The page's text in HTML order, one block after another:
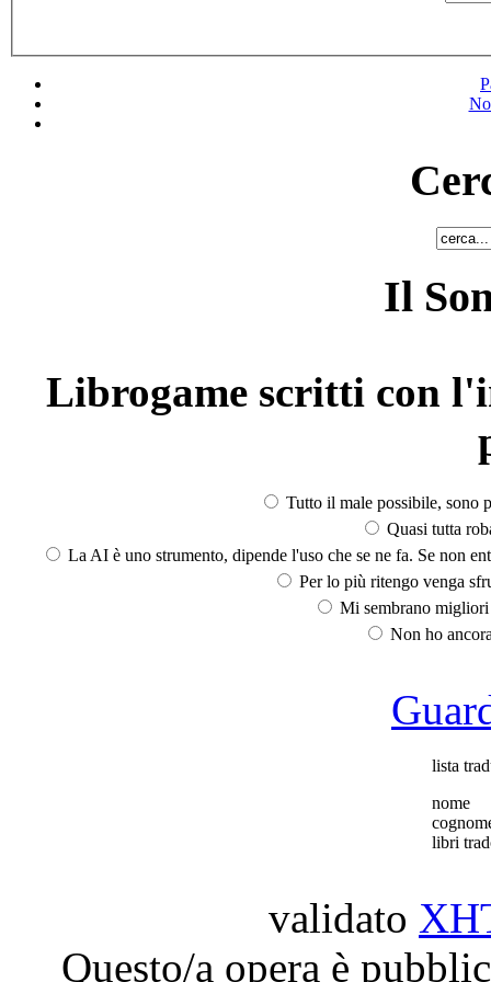
Il
Librogame scritti con
Tutto il male possibile, sono
Quasi tutta
La AI è uno strumento, dipende l'uso che se ne fa. Se non
Per lo più ritengo venga
Mi sembrano
Non ho
lista
nome
libri
validato
Questo/a opera è